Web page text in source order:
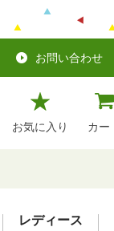
お問い合わせ
お気に入り カー
レディース